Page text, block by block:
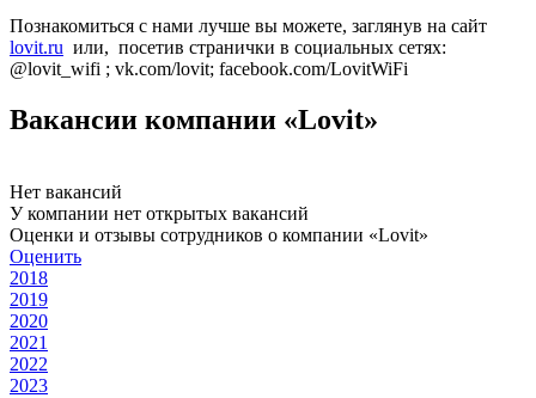
Познакомиться с нами лучше вы можете, заглянув на сайт
lovit.ru или, посетив странички в социальных сетях:
@lovit_wifi ; vk.com/lovit; facebook.com/LovitWiFi
Вакансии компании «Lovit»
Нет вакансий
У компании нет открытых вакансий
Оценки и отзывы сотрудников о компании «Lovit»
Оценить
2018
2019
2020
2021
2022
2023